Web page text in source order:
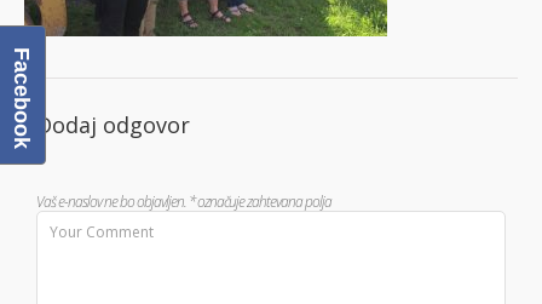
Člani DBC
Dodaj odgovor
Vaš e-naslov ne bo objavljen.*označuje zahtevana polja
Facebook